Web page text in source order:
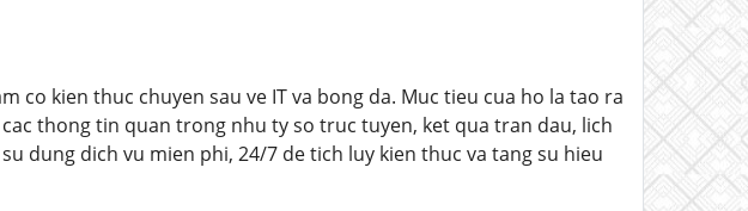
co kien thuc chuyen sau ve IT va bong da. Muc tieu cua ho la tao ra
thong tin quan trong nhu ty so truc tuyen, ket qua tran dau, lich
dung dich vu mien phi, 24/7 de tich luy kien thuc va tang su hieu